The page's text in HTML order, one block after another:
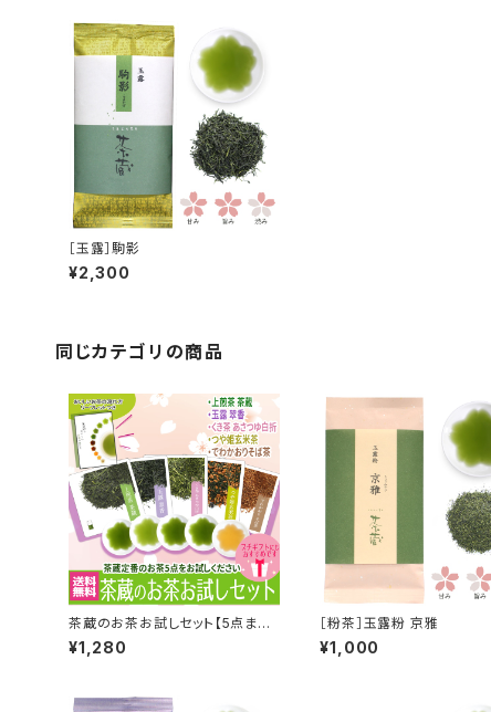
［玉露］駒影
¥2,300
同じカテゴリの商品
茶蔵のお茶お試しセット【5点まで
送料無料】
¥1,280
［粉茶］玉露粉 京雅
¥1,000